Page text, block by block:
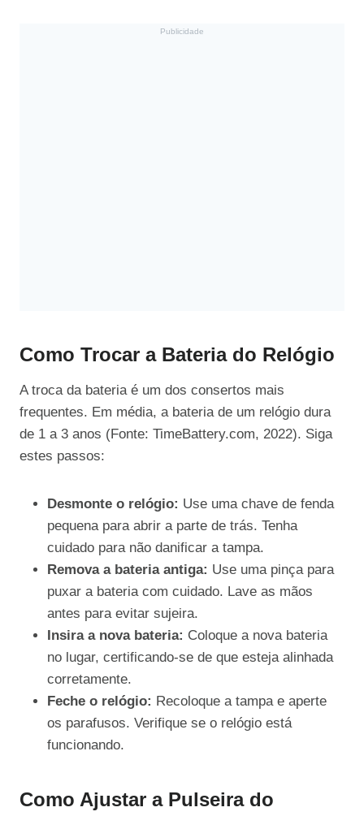
Publicidade
Como Trocar a Bateria do Relógio
A troca da bateria é um dos consertos mais
frequentes. Em média, a bateria de um relógio dura
de 1 a 3 anos (Fonte: TimeBattery.com, 2022). Siga
estes passos:
Desmonte o relógio: Use uma chave de fenda
pequena para abrir a parte de trás. Tenha
cuidado para não danificar a tampa.
Remova a bateria antiga: Use uma pinça para
puxar a bateria com cuidado. Lave as mãos
antes para evitar sujeira.
Insira a nova bateria: Coloque a nova bateria
no lugar, certificando-se de que esteja alinhada
corretamente.
Feche o relógio: Recoloque a tampa e aperte
os parafusos. Verifique se o relógio está
funcionando.
Como Ajustar a Pulseira do